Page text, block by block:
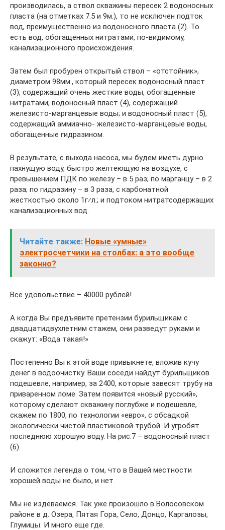
производилась, а ствол скважины пересек 2 водоносных
пласта (на отметках 7.5 и 9м.), то не исключен подток
вод, преимущественно из водоносного пласта (2). То
есть вод, обогащенных нитратами, по-видимому,
канализационного происхождения.
Затем был пробурен открытый ствол – «отстойник»,
диаметром 98мм., который пересек водоносный пласт
(3), содержащий очень жесткие воды, обогащенные
нитратами; водоносный пласт (4), содержащий
железисто-марганцевые воды; и водоносный пласт (5),
содержащий аммиачно- железисто-марганцевые воды,
обогащенные гидразином.
В результате, с выхода насоса, мы будем иметь дурно
пахнущую воду, быстро желтеющую на воздухе, с
превышением ПДК по железу – в 5 раз; по марганцу – в 2
раза; по гидразину – в 3 раза, с карбонатной
жесткостью около 1г⁄л.; и подтоком нитратсодержащих
канализационных вод.
Читайте также: Новые «умные»
электросчетчики на столбах: а это вообще
законно?
Все удовольствие – 40000 рублей!
А когда Вы предъявите претензии бурильщикам с
двадцатидвухлетним стажем, они разведут руками и
скажут: «Вода такая!»
Постепенно Вы к этой воде привыкнете, вложив кучу
денег в водоочистку. Ваши соседи найдут бурильщиков
подешевле, например, за 2400, которые завесят трубу на
приваренном ломе. Затем появится «новый русский»,
которому сделают скважину поглубже и подешевле,
скажем по 1800, по технологии «евро», с обсадкой
экологически чистой пластиковой трубой. И угробят
последнюю хорошую воду. На рис.7 – водоносный пласт
(6).
И сложится легенда о том, что в Вашей местности
хорошей воды не было, и нет.
Мы не издеваемся. Так уже произошло в Волосовском
районе в д. Озера, Пятая Гора, Село, Донцо, Каргалозы,
Глумицы. И много еще где.